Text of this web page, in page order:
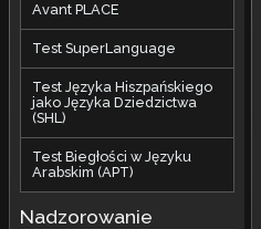
Avant PLACE
Test SuperLanguage
Test Języka Hiszpańskiego
jako Języka Dziedzictwa
(SHL)
Test Biegłości w Języku
Arabskim (APT)
Nadzorowanie